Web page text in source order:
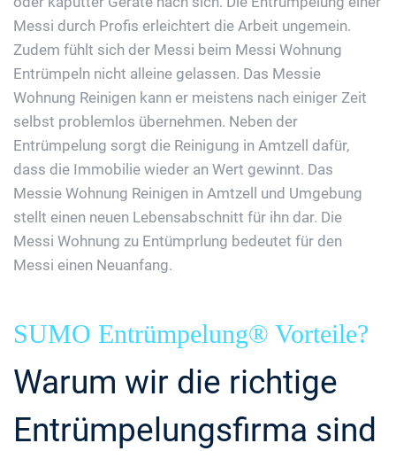
Messi durch Profis erleichtert die Arbeit ungemein.
Zudem fühlt sich der Messi beim Messi Wohnung
Entrümpeln nicht alleine gelassen. Das Messie
Wohnung Reinigen kann er meistens nach einiger Zeit
selbst problemlos übernehmen. Neben der
Entrümpelung sorgt die Reinigung in Amtzell dafür,
dass die Immobilie wieder an Wert gewinnt. Das
Messie Wohnung Reinigen in Amtzell und Umgebung
stellt einen neuen Lebensabschnitt für ihn dar. Die
Messi Wohnung zu Entümprlung bedeutet für den
Messi einen Neuanfang.
SUMO Entrümpelung® Vorteile?
Warum wir die richtige
Entrümpelungsfirma sind